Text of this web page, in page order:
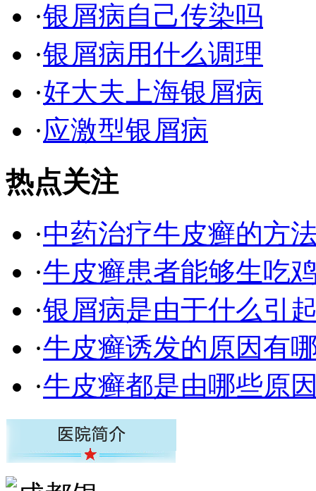
·银屑病自己传染吗
·银屑病用什么调理
·好大夫上海银屑病
·应激型银屑病
热点关注
·中药治疗牛皮癣的方
·牛皮癣患者能够生吃
·银屑病是由于什么引
·牛皮癣诱发的原因有
·牛皮癣都是由哪些原